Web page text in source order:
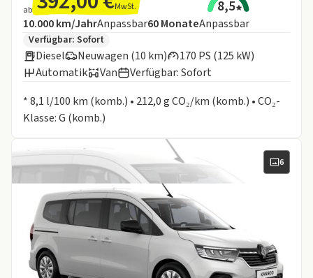
ab
MwSt.
8,5
Angebotsdetails:
Inklusive Laufleistung
10.000 km/JahrAnpassbarLaufzeit
60MonateAnpassbar
Zusätzliche Fahrzeuginformationen:
Verfügbar: Sofort
Diesel Neuwagen (10 km)
170 PS (125 kW)
Automatik
Van
Verfügbar: Sofort
* 8,1 l/100 km (komb.) • 212,0 g CO₂/km (komb.) • CO₂-
Klasse: G (komb.)
6